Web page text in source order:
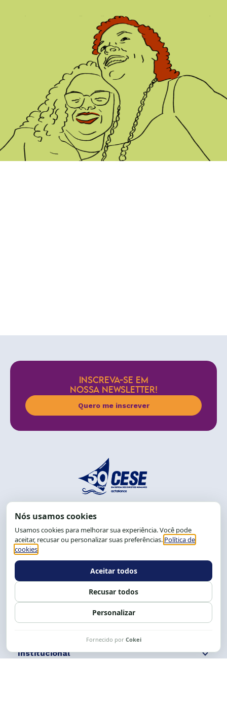
INSCREVA-SE EM
NOSSA NEWSLETTER!
Quero me inscrever
End.: R. da Graça, 150. Graça
CEP: 40.150-055
Salvador-BA, Brasil.
Tel.: (71) 2104-5457, Cel.: (71) 9 9239-2104 ou 2105
Expediente: 8h às 12h e 13 às 17h.
Siga nossas redes Fale conosco
Institucional